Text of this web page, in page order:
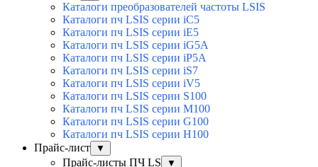
Каталоги преобразователей частоты LSIS
Каталоги пч LSIS серии iC5
Каталоги пч LSIS серии iE5
Каталоги пч LSIS серии iG5A
Каталоги пч LSIS серии iP5A
Каталоги пч LSIS серии iS7
Каталоги пч LSIS серии iV5
Каталоги пч LSIS серии S100
Каталоги пч LSIS серии M100
Каталоги пч LSIS серии G100
Каталоги пч LSIS серии H100
Прайс-лист
▼
Прайс-листы ПЧ LS ▼